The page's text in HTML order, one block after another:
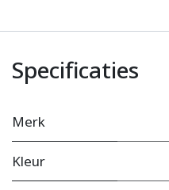
Specificaties
Merk
Kleur